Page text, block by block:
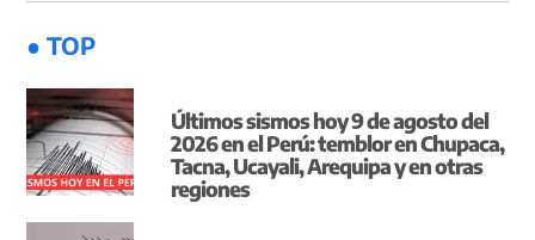
● TOP
Últimos sismos hoy 9 de agosto del
2026 en el Perú: temblor en Chupaca,
Tacna, Ucayali, Arequipa y en otras
regiones